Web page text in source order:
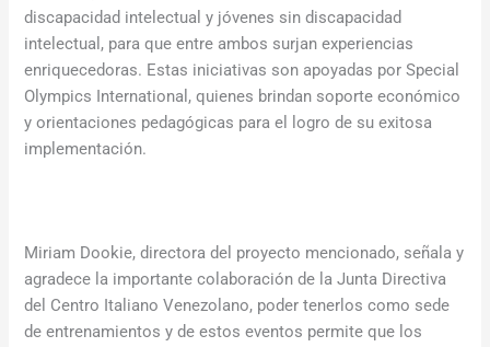
discapacidad intelectual y jóvenes sin discapacidad
intelectual, para que entre ambos surjan experiencias
enriquecedoras. Estas iniciativas son apoyadas por Special
Olympics International, quienes brindan soporte económico
y orientaciones pedagógicas para el logro de su exitosa
implementación.
Miriam Dookie, directora del proyecto mencionado, señala y
agradece la importante colaboración de la Junta Directiva
del Centro Italiano Venezolano, poder tenerlos como sede
de entrenamientos y de estos eventos permite que los